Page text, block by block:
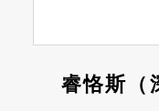
睿恪斯（